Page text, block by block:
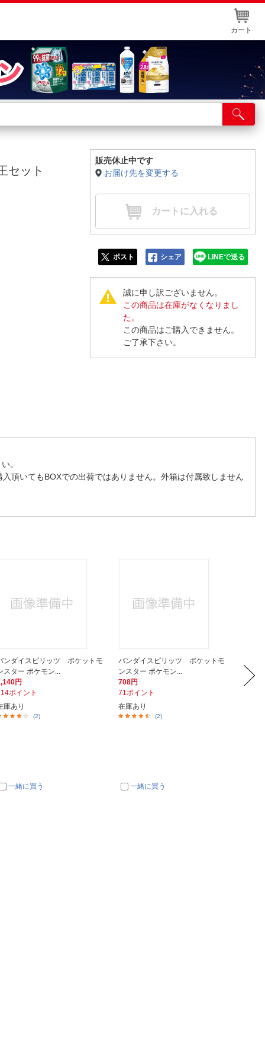
カート
舗サービス
ト取り置き
情報・店舗一覧
セット
販売休止中です
お届け先を変更する
カートに入れる
ポスト シェア LINEで送る
誠に申し訳ございません。
この商品は在庫がなくなりまし
た。
この商品はご購入できません。
ご了承下さい。
。
頂いてもBOXでの出荷ではありません。外箱は付属致しません
ンダイスピリッツ ポケットモ
スター ポケモン...
円
ポイント
庫あり
(2)
一緒に買う
バンダイスピリッツ ポケットモ
ンスター ポケモン...
708円
71ポイント
在庫あり
(2)
一緒に買う
ンス
1,950円